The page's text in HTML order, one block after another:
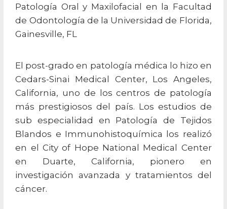
Patología Oral y Maxilofacial en la Facultad
de Odontología de la Universidad de Florida,
Gainesville, FL
El post-grado en patología médica lo hizo en
Cedars-Sinai Medical Center, Los Angeles,
California, uno de los centros de patología
más prestigiosos del país. Los estudios de
sub especialidad en Patología de Tejidos
Blandos e Immunohistoquímica los realizó
en el City of Hope National Medical Center
en Duarte, California, pionero en
investigación avanzada y tratamientos del
cáncer.